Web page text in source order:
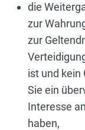
die
zur
zur
ist und kein
Sie ein
Interesse
haben,